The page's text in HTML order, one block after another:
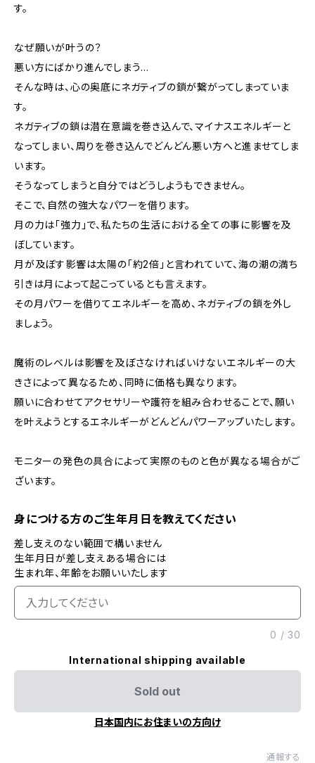
す。
なぜ願いが叶うの？
悪い方にばかり進んでしまう…
そんな時は、心の奥底にネガティブの鎖が繋がってしまっていま
す。
ネガティブの鎖は潜在意識を巻き込んで、マイナスエネルギーと
なってしまい、周りを巻き込んでどんどん悪い方へと進ませてしま
います。
そうなってしまうと自分ではどうしようもできません。
そこで、自然の強大なパワーを借ります。
月の力は「強力」で、私たちの生活における全ての事に影響を及
ぼしています。
月が及ぼす影響は太陽の「約2倍」と言われていて、海の潮の満ち
引きは月によって起こっているとも言えます。
その月パワーを借りてエネルギーを高め、ネガティブの鎖を外し
ましょう。
魔術のレベルは影響を及ぼさなければいけないエネルギーの大
きさによって異なるため、同時に価格も異なります。
願いに合わせてアクセサリーや護符を組み合わせることで、願い
を叶えようとするエネルギーがどんどんパワーアップいたします。
モニターの発色の具合によって実際のものと色が異なる場合がご
ざいます。
身につける方のご生年月日を教えてください
差し支えのない範囲で構いません
生年月日が差し支えある場合には
生まれ年、年齢をお願いいたします
0 /30
International shipping available
Sold out
日本国内にお住まいの方向け
通報する